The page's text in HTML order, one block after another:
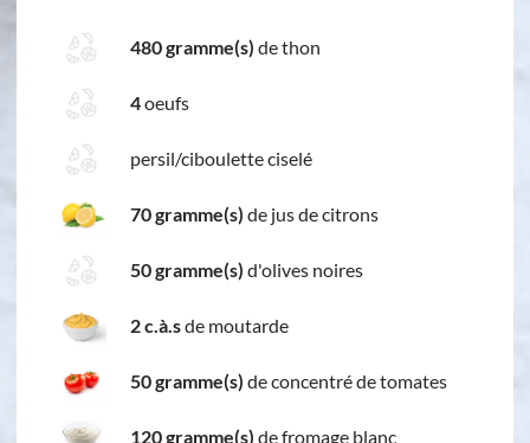
480 gramme(s) de thon
4oeufs
persil/ciboulette ciselé
70 gramme(s) de jus de citrons
50 gramme(s) d'olives noires
2 c.à.sde moutarde
50 gramme(s) de concentré de tomates
120 gramme(s) de fromage blanc